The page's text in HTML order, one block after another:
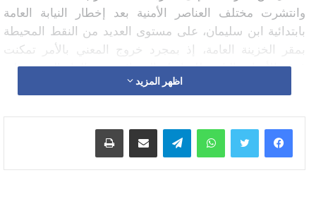
وانتشرت مختلف العناصر الأمنية بعد إخطار النيابة العامة
بابتدائية ابن سليمان، على مستوى العديد من النقط المحيطة
بمقر الخزينة العامة، إذ بمجرد خروج المعني بالأمر تمكنت
فرقة الأبحاث التابعة للضابطة القضائية، من إلقاء القبض عليه
عند مدخل مقر الخزينة، وتم نقله مباشرة إلى مقر المنطقة
بـ(نويكا) البالغ من العمر 39 سنة، مبحوث عنه بموجب أربع
مذكرات بحث وطنية، صادرة عن المصالح الأمنية بابن سليمان
اظهر المزيد
واتساب تيلقرام مشاركة عبر البريد طباعة